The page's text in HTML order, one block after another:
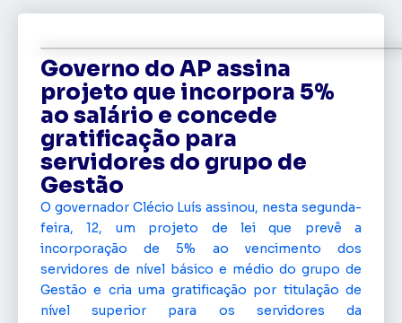
Governo do AP assina
projeto que incorpora 5%
ao salário e concede
gratificação para
servidores do grupo de
Gestão
O governador Clécio Luís assinou, nesta segunda-
feira, 12, um projeto de lei que prevê a
incorporação de 5% ao vencimento dos
servidores de nível básico e médio do grupo de
Gestão e cria uma gratificação por titulação de
nível superior para os servidores da